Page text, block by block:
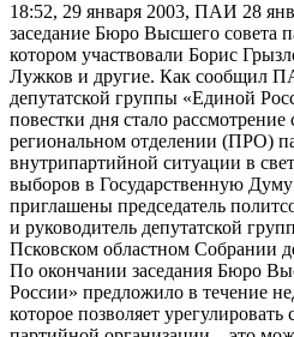
18:52, 29 января 2003, ПАИ 28
заседание Бюро Высшего совета
котором участвовали Борис
Лужков и другие. Как сообщил
депутатской группы «Единой
повестки дня стало
региональном отделении (ПРО)
внутрипартийной ситуации в
выборов в Государственную
приглашены председатель
и руководитель депутатской
Псковском областном Собрании
По окончании заседания Бюро
России» предложило в течение
которое позволяет